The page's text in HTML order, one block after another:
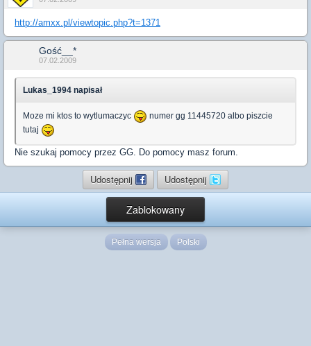
http://amxx.pl/viewtopic.php?t=1371
Gość__*
07.02.2009
Lukas_1994 napisał
Moze mi ktos to wytlumaczyc
numer gg 11445720 albo piszcie
tutaj
Nie szukaj pomocy przez GG. Do pomocy masz forum.
Udostępnij Udostępnij
Zablokowany
Pełna wersja Polski